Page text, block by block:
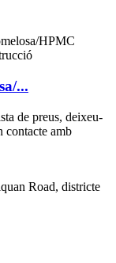
...
de preus, deixeu-
contacte amb
Road, districte